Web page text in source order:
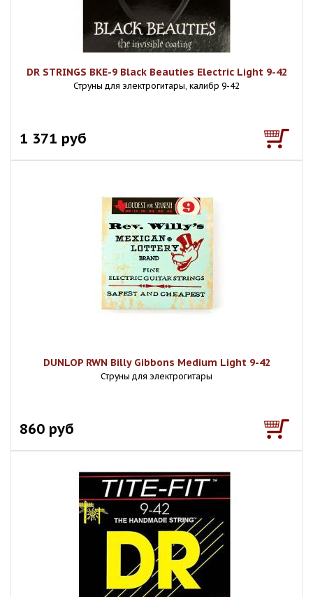
DR STRINGS BKE-9 Black Beauties Electric Light 9-42
Струны для электрогитары, калибр 9-42
1 371 руб
DUNLOP RWN Billy Gibbons Medium Light 9-42
Струны для электрогитары
860 руб